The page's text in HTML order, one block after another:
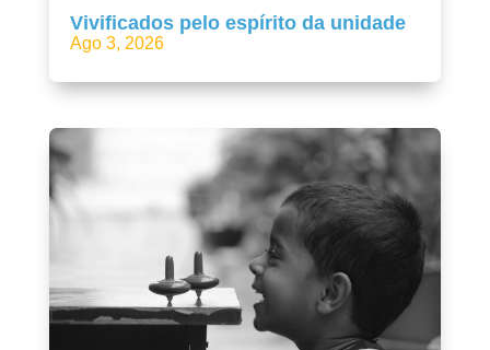
Vivificados pelo espírito da unidade
Ago 3, 2026